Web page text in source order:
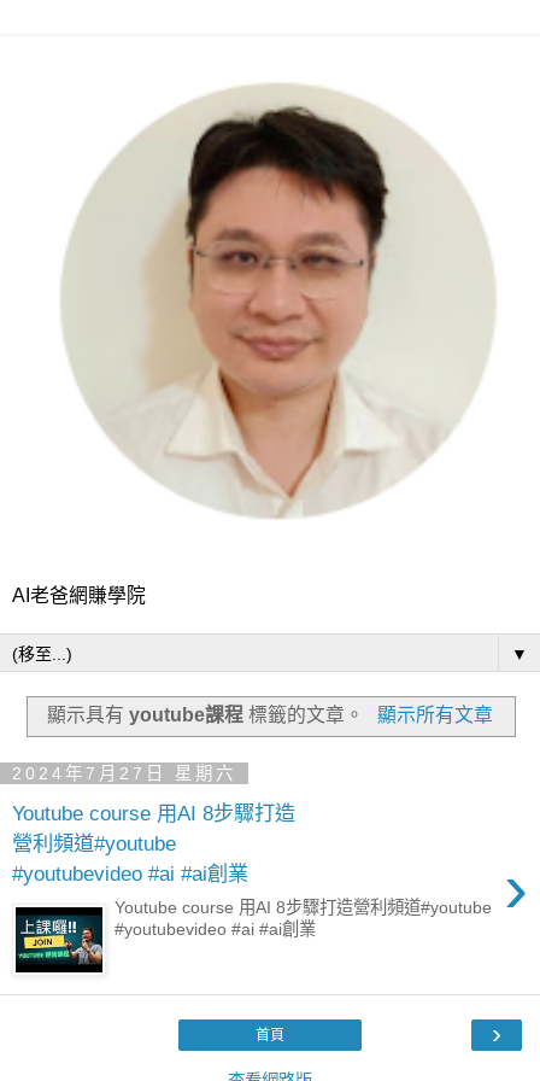
AI老爸網賺學院
▼
顯示具有youtube課程 標籤的文章。 顯示所有文章
2024年7月27日 星期六
Youtube course 用AI 8步驟打造
營利頻道#youtube
#youtubevideo #ai #ai創業
›
Youtube course 用AI 8步驟打造營利頻道#youtube
#youtubevideo #ai #ai創業
›
首頁